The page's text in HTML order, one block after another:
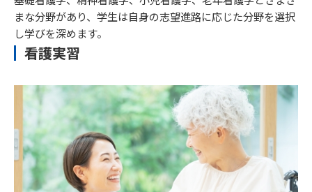
まな分野があり、学生は自身の志望進路に応じた分野を選択
し学びを深めます。
看護実習